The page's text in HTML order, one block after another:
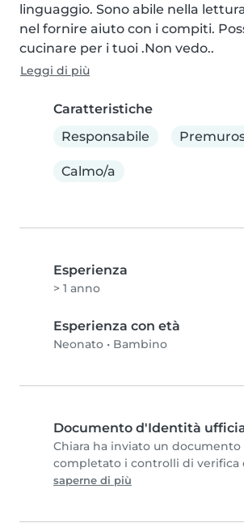
linguaggio. Sono abile nella
nel fornire aiuto con i compiti.
cucinare per i tuoi .Non vedo..
Leggi di più
Caratteristiche
Responsabile
Calmo/a
Esperienza
> 1 anno
Esperienza con età
Neonato • Bambino
Documento d'Identità
Chiara ha inviato un
completato i controlli di verifica
saperne di più